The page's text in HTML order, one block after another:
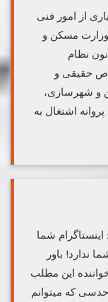
از امور فنی
مسکن و
می‌گیرند. طبق ماده ۴ قانون نظام
حقیقی و
و شهرسازی،
اشتغال به
شما
ندارد! باور
این مطلب
که می­توانم